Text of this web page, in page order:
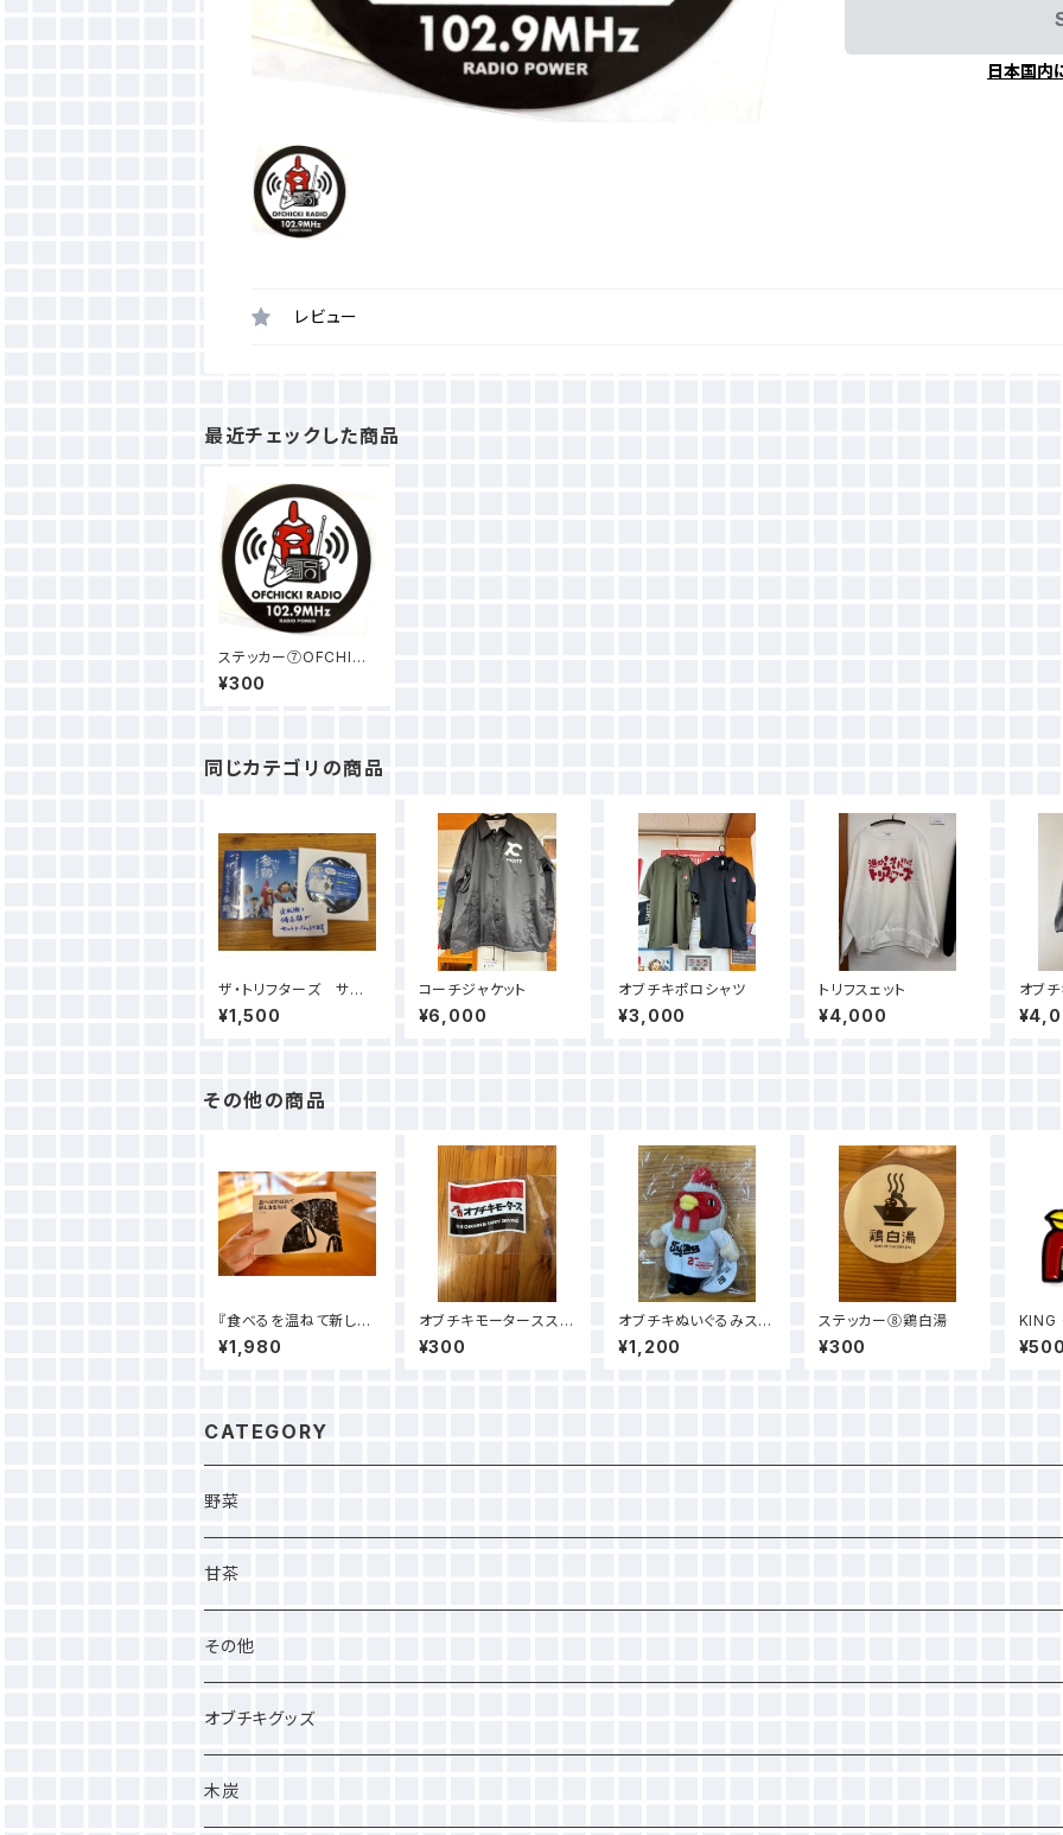
日本国内
レビュー
最近チェックした商品
ステッカー⑦OFCHICK
I RADIO
¥300
同じカテゴリの商品
ザ・トリフターズ サー
ドアルバム「村と生きる
参鶏」
¥1,500
コーチジャケット
¥6,000
オブチキポロシャツ
¥3,000
トリフスェット
¥4,000
オブ
カー
その他の商品
『食べるを温ねて新しき
を知る』
¥1,980
オブチキモータースステ
ッカー
¥300
オブチキぬいぐるみスト
ラップ
¥1,200
ステッカー⑧鶏白湯
¥300
KING
INS
CATEGORY
野菜
甘茶
その他
オブチキグッズ
木炭